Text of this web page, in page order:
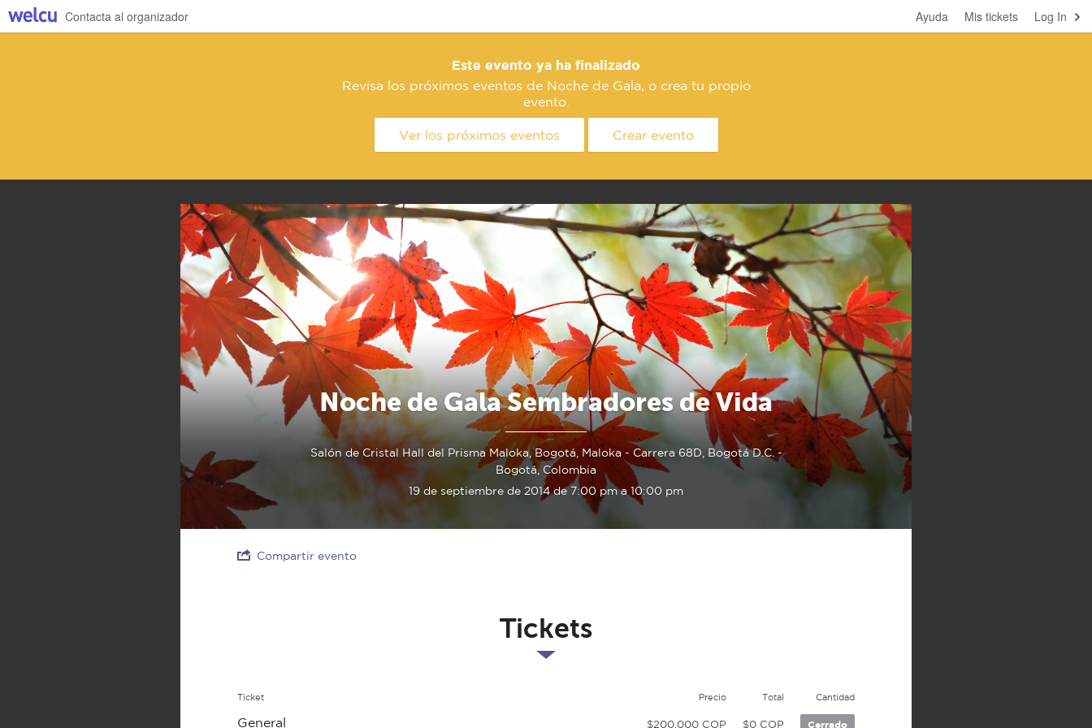
Log In
Mis tickets
Ayuda
Contacta al organizador
Este evento ya ha finalizado
Revisa los próximos eventos de Noche de Gala, o crea tu propio
evento.
Ver los próximos eventos Crear evento
Noche de Gala Sembradores de Vida
Salón de Cristal Hall del Prisma Maloka, Bogotá, Maloka - Carrera 68D, Bogotá D.C. -
Bogotá, Colombia
19 de septiembre de 2014 de 7:00 pm a 10:00 pm
Compartir evento
Tickets
Ticket Precio Total Cantidad
General $200.000 COP $0 COP Cerrado